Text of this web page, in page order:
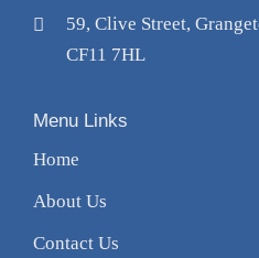
59, Clive Street,
CF11 7HL
Menu Links
Home
About Us
Contact Us